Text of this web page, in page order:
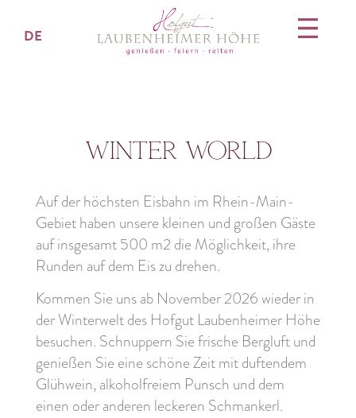
DE
Winter world
Auf der höchsten Eisbahn im Rhein-Main-
Gebiet haben unsere kleinen und großen Gäste
auf insgesamt 500 m2 die Möglichkeit, ihre
Runden auf dem Eis zu drehen.
Kommen Sie uns ab November 2026 wieder in
der Winterwelt des Hofgut Laubenheimer Höhe
besuchen. Schnuppern Sie frische Bergluft und
genießen Sie eine schöne Zeit mit duftendem
Glühwein, alkoholfreiem Punsch und dem
einen oder anderen leckeren Schmankerl.